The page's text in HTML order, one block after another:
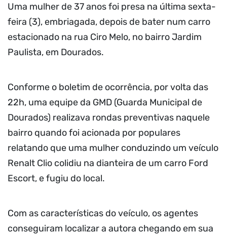
Uma mulher de 37 anos foi presa na última sexta-
feira (3), embriagada, depois de bater num carro
estacionado na rua Ciro Melo, no bairro Jardim
Paulista, em Dourados.
Conforme o boletim de ocorrência, por volta das
22h, uma equipe da GMD (Guarda Municipal de
Dourados) realizava rondas preventivas naquele
bairro quando foi acionada por populares
relatando que uma mulher conduzindo um veículo
Renalt Clio colidiu na dianteira de um carro Ford
Escort, e fugiu do local.
Com as características do veículo, os agentes
conseguiram localizar a autora chegando em sua